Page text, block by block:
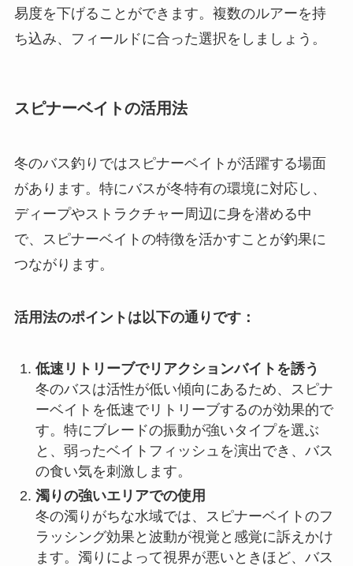
易度を下げることができます。複数のルアーを持
ち込み、フィールドに合った選択をしましょう。
スピナーベイトの活用法
冬のバス釣りではスピナーベイトが活躍する場面
があります。特にバスが冬特有の環境に対応し、
ディープやストラクチャー周辺に身を潜める中
で、スピナーベイトの特徴を活かすことが釣果に
つながります。
活用法のポイントは以下の通りです：
低速リトリーブでリアクションバイトを誘う
冬のバスは活性が低い傾向にあるため、スピナ
ーベイトを低速でリトリーブするのが効果的で
す。特にブレードの振動が強いタイプを選ぶ
と、弱ったベイトフィッシュを演出でき、バス
の食い気を刺激します。
濁りの強いエリアでの使用
冬の濁りがちな水域では、スピナーベイトのフ
ラッシング効果と波動が視覚と感覚に訴えかけ
ます。濁りによって視界が悪いときほど、バス